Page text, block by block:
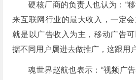
硬核厂商的负责人也认为：“
来互联网行业的最大收入，一定
就是以广告收入为主，移动广告
据不同用户属进去做推广，这跟用
魂世界赵航也表示：“视频广